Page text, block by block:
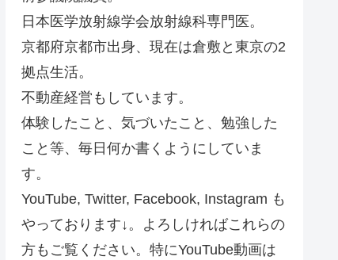
日本医学放射線学会放射線科専門医。
京都府京都市出身、現在は倉敷と東京の2
拠点生活。
不動産経営もしています。
体験したこと、気づいたこと、勉強した
こと等、毎日何か書くようにしていま
す。
YouTube, Twitter, Facebook, Instagram も
やっております↓。よろしければこれらの
方もご覧ください。特にYouTube動画は